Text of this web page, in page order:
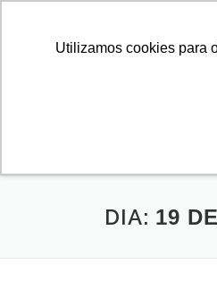
Utilizamos cookies para
DIA: 19